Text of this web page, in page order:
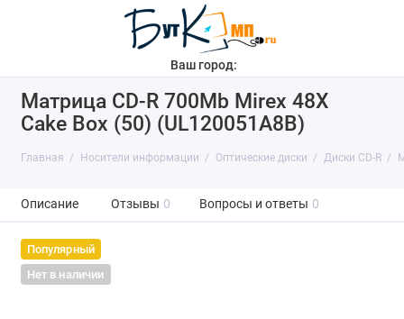
Ваш город:
Матрица CD-R 700Mb Mirex 48X
Cake Box (50) (UL120051A8B)
Главная Носители информации Оптические диски Диски CD-R
Описание Отзывы 0 Вопросы и ответы 0
Популярный
Нет в наличии